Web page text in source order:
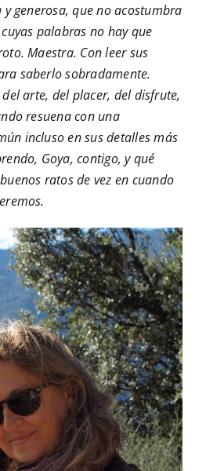
generosa, que no acostumbra
palabras no hay que
Maestra. Con leer sus
saberlo sobradamente.
arte, del placer, del disfrute,
resuena con una
incluso en sus detalles más
Goya, contigo, y qué
ratos de vez en cuando